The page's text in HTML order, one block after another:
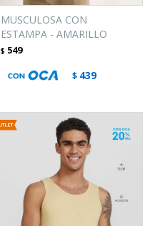
MUSCULOSA CON
ESTAMPA - AMARILLO
$ 549
$ 439